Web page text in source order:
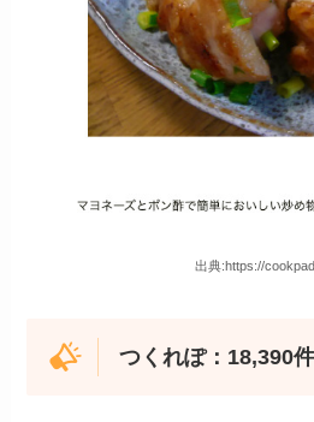
出典:https://
つくれぽ：18,390件